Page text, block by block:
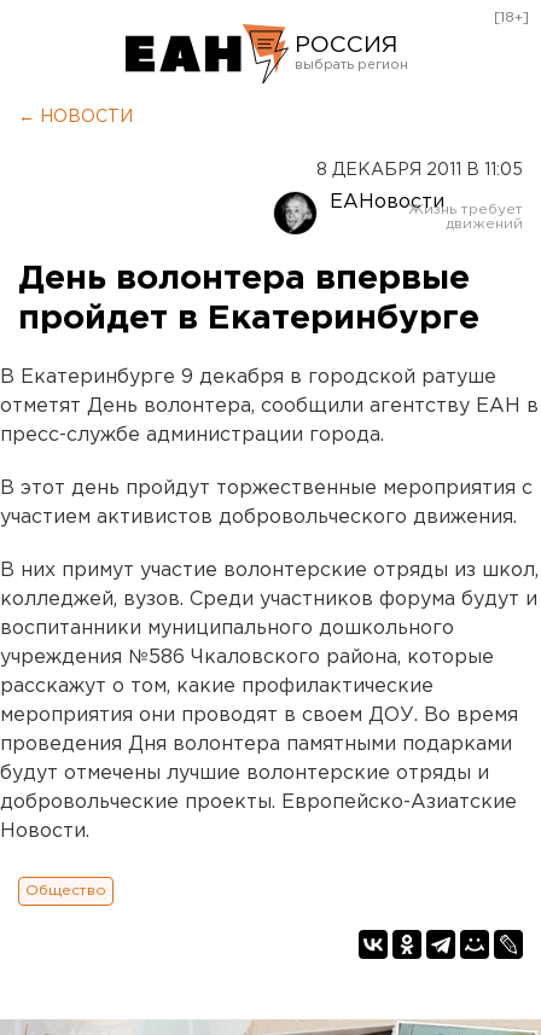
РОССИЯ
Оренбург
[18+]
← НОВОСТИ
8 ДЕКАБРЯ 2011 В 11:05
ЕАНовости
День волонтера впервые
пройдет в Екатеринбурге
В Екатеринбурге 9 декабря в городской ратуше
отметят День волонтера, сообщили агентству ЕАН в
пресс-службе администрации города.
В этот день пройдут торжественные мероприятия с
участием активистов добровольческого движения.
В них примут участие волонтерские отряды из школ,
колледжей, вузов. Среди участников форума будут и
воспитанники муниципального дошкольного
учреждения №586 Чкаловского района, которые
расскажут о том, какие профилактические
мероприятия они проводят в своем ДОУ. Во время
проведения Дня волонтера памятными подарками
будут отмечены лучшие волонтерские отряды и
добровольческие проекты. Европейско-Азиатские
Новости.
Общество